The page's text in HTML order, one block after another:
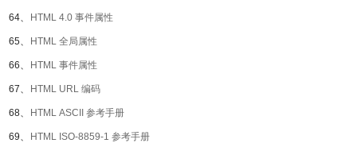
64、 HTML 4.0 事件属性
65、 HTML 全局属性
66、 HTML 事件属性
67、 HTML URL 编码
68、 HTML ASCII 参考手册
69、 HTML ISO-8859-1 参考手册